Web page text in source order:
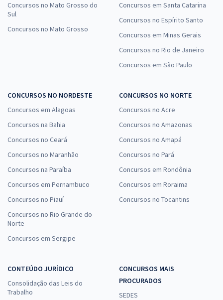
Concursos no Mato Grosso do
Sul
Concursos no Mato Grosso
Concursos em Santa Catarina
Concursos no Espírito Santo
Concursos em Minas Gerais
Concursos no Rio de Janeiro
Concursos em São Paulo
CONCURSOS NO NORDESTE
Concursos em Alagoas
Concursos na Bahia
Concursos no Ceará
Concursos no Maranhão
Concursos na Paraíba
Concursos em Pernambuco
Concursos no Piauí
Concursos no Rio Grande do
Norte
Concursos em Sergipe
CONCURSOS NO NORTE
Concursos no Acre
Concursos no Amazonas
Concursos no Amapá
Concursos no Pará
Concursos em Rondônia
Concursos em Roraima
Concursos no Tocantins
CONTEÚDO JURÍDICO
Consolidação das Leis do
Trabalho
CONCURSOS MAIS
PROCURADOS
SEDES